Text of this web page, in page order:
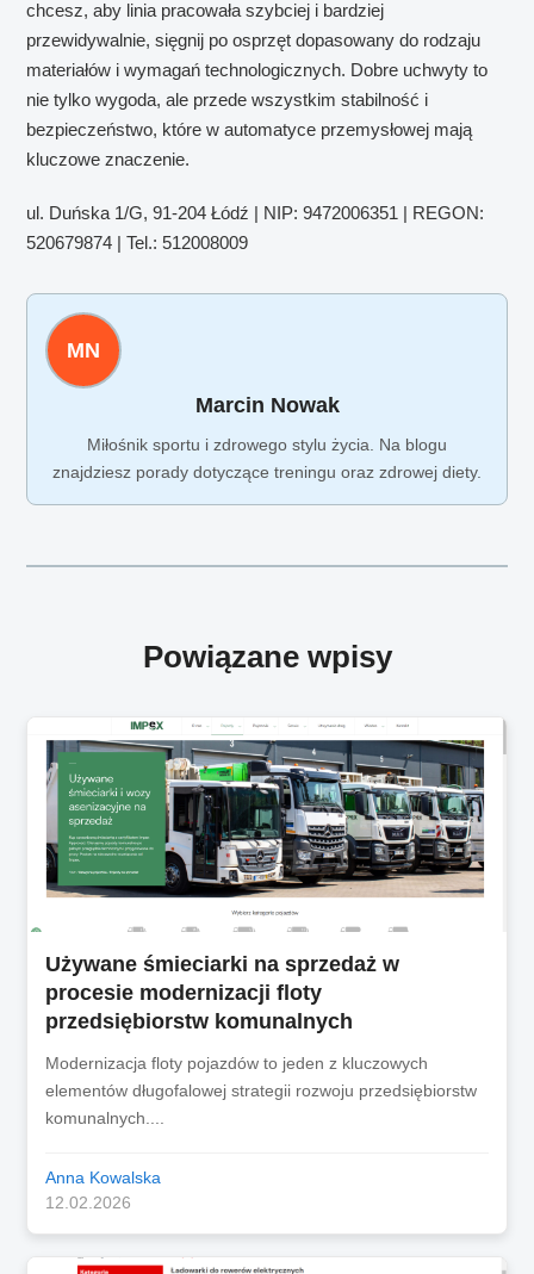
chcesz, aby linia pracowała szybciej i bardziej
przewidywalnie, sięgnij po osprzęt dopasowany do rodzaju
materiałów i wymagań technologicznych. Dobre uchwyty to
nie tylko wygoda, ale przede wszystkim stabilność i
bezpieczeństwo, które w automatyce przemysłowej mają
kluczowe znaczenie.
ul. Duńska 1/G, 91-204 Łódź | NIP: 9472006351 | REGON:
520679874 | Tel.: 512008009
MN
Marcin Nowak
Miłośnik sportu i zdrowego stylu życia. Na blogu
znajdziesz porady dotyczące treningu oraz zdrowej diety.
Powiązane wpisy
Używane śmieciarki na sprzedaż w
procesie modernizacji floty
przedsiębiorstw komunalnych
Modernizacja floty pojazdów to jeden z kluczowych
elementów długofalowej strategii rozwoju przedsiębiorstw
komunalnych....
Anna Kowalska
12.02.2026